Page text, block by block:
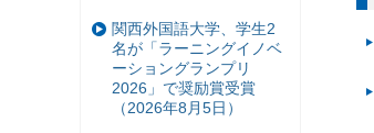
関西外国語大学、学生2
名が「ラーニングイノベ
ーショングランプリ
2026」で奨励賞受賞
（2026年8月5日）